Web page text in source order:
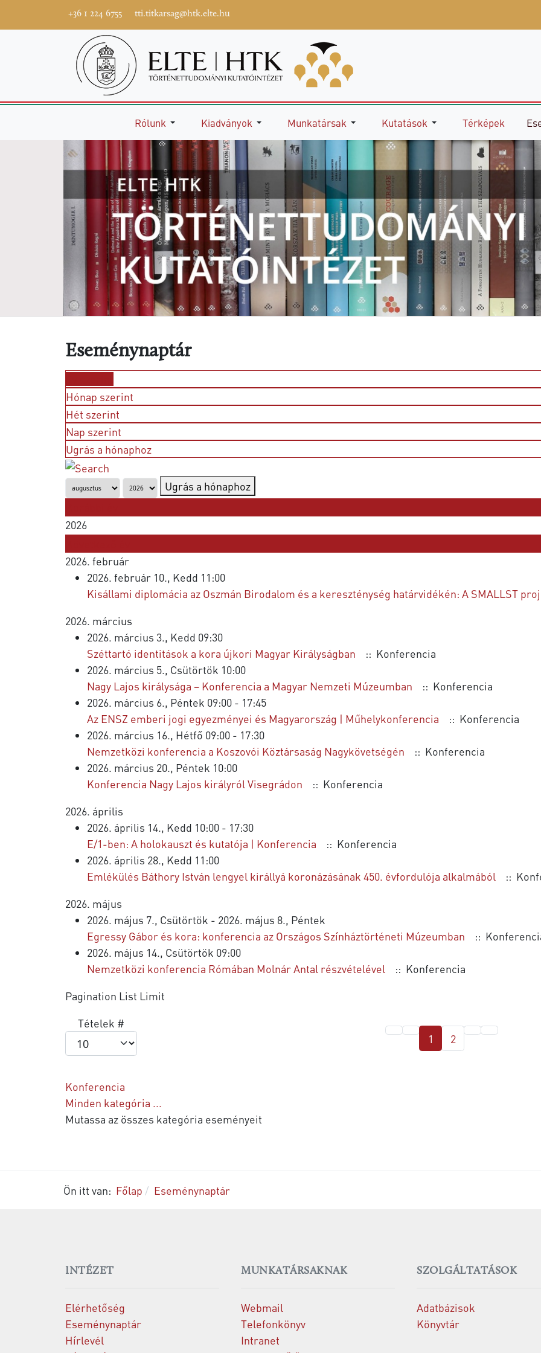
+36 1 224 6755 tti.titkarsag@htk.elte.hu
Rólunk Kiadványok Munkatársak Kutatások Térképek
Eseménynaptár
Hónap szerint
Hét szerint
Nap szerint
Ugrás a hónaphoz
Ugrás a hónaphoz
2026
2026. február
2026. február 10., Kedd 11:00
Kisállami diplomácia az Oszmán Birodalom és a kereszténység határvidékén: A SMALLST
2026. március
2026. március 3., Kedd 09:30
Széttartó identitások a kora újkori Magyar Királyságban
:: Konferencia
2026. március 5., Csütörtök 10:00
Nagy Lajos királysága – Konferencia a Magyar Nemzeti Múzeumban
:: Konferencia
2026. március 6., Péntek 09:00 - 17:45
Az ENSZ emberi jogi egyezményei és Magyarország | Műhelykonferencia
:: Konferencia
2026. március 16., Hétfő 09:00 - 17:30
Nemzetközi konferencia a Koszovói Köztársaság Nagykövetségén
:: Konferencia
2026. március 20., Péntek 10:00
Konferencia Nagy Lajos királyról Visegrádon
:: Konferencia
2026. április
2026. április 14., Kedd 10:00 - 17:30
E/1-ben: A holokauszt és kutatója | Konferencia
:: Konferencia
2026. április 28., Kedd 11:00
Emlékülés Báthory István lengyel királlyá koronázásának 450. évfordulója alkalmából
::
2026. május
2026. május 7., Csütörtök - 2026. május 8., Péntek
Egressy Gábor és kora: konferencia az Országos Színháztörténeti Múzeumban
::
2026. május 14., Csütörtök 09:00
Nemzetközi konferencia Rómában Molnár Antal részvételével
:: Konferencia
Pagination List Limit
Tételek #
1
2
Konferencia
Minden kategória ...
Mutassa az összes kategória eseményeit
Ön itt van: Főlap Eseménynaptár
INTÉZET
Elérhetőség
Eseménynaptár
Hírlevél
MUNKATÁRSAKNAK
Webmail
Telefonkönyv
Intranet
SZOLGÁLTATÁSOK
Adatbázisok
Könyvtár